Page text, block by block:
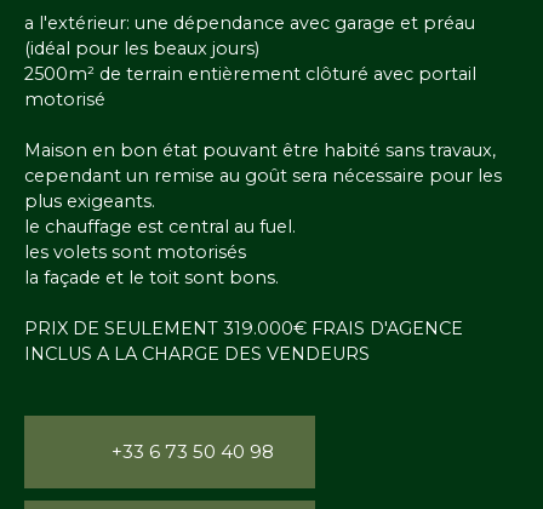
a l'extérieur: une dépendance avec garage et préau
(idéal pour les beaux jours)
2500m² de terrain entièrement clôturé avec portail
motorisé
Maison en bon état pouvant être habité sans travaux,
cependant un remise au goût sera nécessaire pour les
plus exigeants.
le chauffage est central au fuel.
les volets sont motorisés
la façade et le toit sont bons.
PRIX DE SEULEMENT 319.000€ FRAIS D'AGENCE
INCLUS A LA CHARGE DES VENDEURS
+33 6 73 50 40 98